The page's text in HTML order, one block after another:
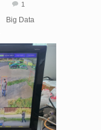
1
Big Data